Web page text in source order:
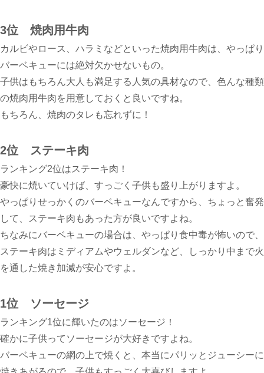
3位 焼肉用牛肉
カルビやロース、ハラミなどといった焼肉用牛肉は、やっぱり
バーベキューには絶対欠かせないもの。
子供はもちろん大人も満足する人気の具材なので、色んな種類
の焼肉用牛肉を用意しておくと良いですね。
もちろん、焼肉のタレも忘れずに！
2位 ステーキ肉
ランキング2位はステーキ肉！
豪快に焼いていけば、すっごく子供も盛り上がりますよ。
やっぱりせっかくのバーベキューなんですから、ちょっと奮発
して、ステーキ肉もあった方が良いですよね。
ちなみにバーベキューの場合は、やっぱり食中毒が怖いので、
ステーキ肉はミディアムやウェルダンなど、しっかり中まで火
を通した焼き加減が安心ですよ。
1位 ソーセージ
ランキング1位に輝いたのはソーセージ！
確かに子供ってソーセージが大好きですよね。
バーベキューの網の上で焼くと、本当にパリッとジューシーに